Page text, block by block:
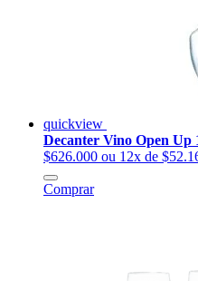
quickview
Decanter Vino Open Up
$626.000 ou 12x de
Comprar